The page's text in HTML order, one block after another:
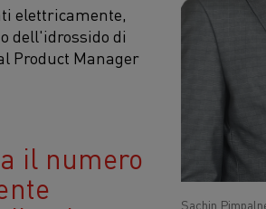
Sachin
elettricamente,
dell'idrossido di
Product Manager
il numero